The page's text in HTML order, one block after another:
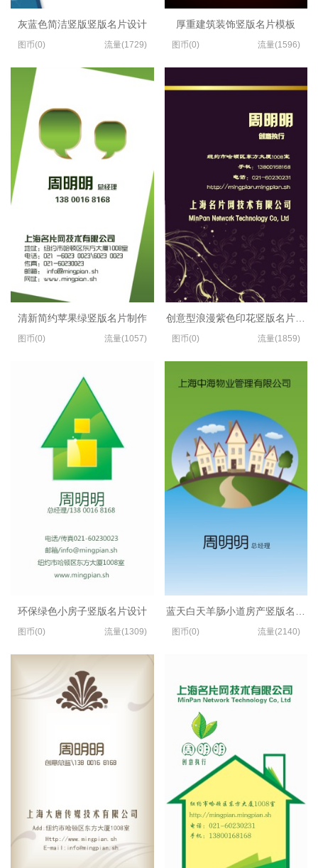
灰蓝色简洁竖版竖版名片设计
图币(0) 流量(1729)
清新简约苹果绿竖版名片制作
图币(0) 流量(1057)
环保绿色小房子竖版名片设计
图币(0) 流量(1309)
厚重建筑装饰竖版名片模板
图币(0) 流量(1596)
创意型浪漫紫色印花竖版名片设计
图币(0) 流量(1859)
蓝天白天羊肠小道房产竖版名片设
图币(0) 流量(2140)